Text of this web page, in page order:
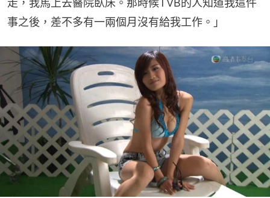
事之後，差不多有一兩個月沒有給我工作。」